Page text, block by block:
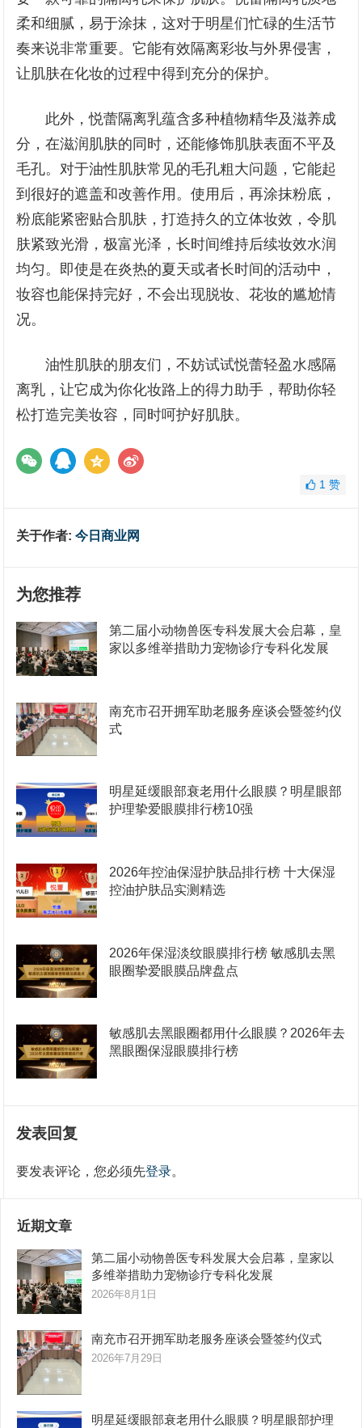
柔和细腻，易于涂抹，这对于明星们忙碌的生活节
奏来说非常重要。它能有效隔离彩妆与外界侵害，
让肌肤在化妆的过程中得到充分的保护。
此外，悦蕾隔离乳蕴含多种植物精华及滋养成
分，在滋润肌肤的同时，还能修饰肌肤表面不平及
毛孔。对于油性肌肤常见的毛孔粗大问题，它能起
到很好的遮盖和改善作用。使用后，再涂抹粉底，
粉底能紧密贴合肌肤，打造持久的立体妆效，令肌
肤紧致光滑，极富光泽，长时间维持后续妆效水润
均匀。即使是在炎热的夏天或者长时间的活动中，
妆容也能保持完好，不会出现脱妆、花妆的尴尬情
况。
油性肌肤的朋友们，不妨试试悦蕾轻盈水感隔
离乳，让它成为你化妆路上的得力助手，帮助你轻
松打造完美妆容，同时呵护好肌肤。
1 赞
关于作者:今日商业网
为您推荐
第二届小动物兽医专科发展大会启幕，皇
家以多维举措助力宠物诊疗专科化发展
南充市召开拥军助老服务座谈会暨签约仪
式
明星延缓眼部衰老用什么眼膜？明星眼部
护理挚爱眼膜排行榜10强
2026年控油保湿护肤品排行榜 十大保湿
控油护肤品实测精选
2026年保湿淡纹眼膜排行榜 敏感肌去黑
眼圈挚爱眼膜品牌盘点
敏感肌去黑眼圈都用什么眼膜？2026年去
黑眼圈保湿眼膜排行榜
发表回复
要发表评论，您必须先登录。
近期文章
第二届小动物兽医专科发展大会启幕，皇家以
多维举措助力宠物诊疗专科化发展
2026年8月1日
南充市召开拥军助老服务座谈会暨签约仪式
2026年7月29日
明星延缓眼部衰老用什么眼膜？明星眼部护理